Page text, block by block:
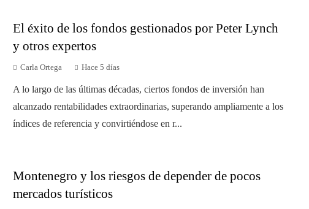
El éxito de los fondos gestionados por Peter Lynch
y otros expertos
Carla Ortega Hace 5 días
A lo largo de las últimas décadas, ciertos fondos de inversión han
alcanzado rentabilidades extraordinarias, superando ampliamente a los
índices de referencia y convirtiéndose en r...
Montenegro y los riesgos de depender de pocos
mercados turísticos